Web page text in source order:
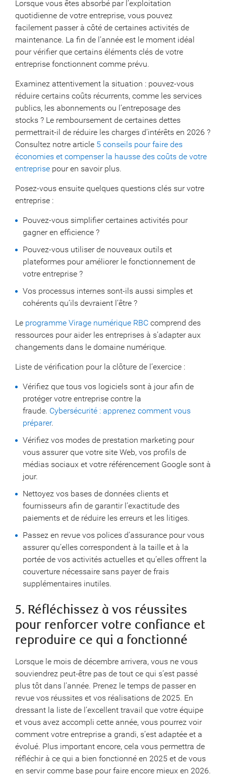
Lorsque vous êtes absorbé par l’exploitation
quotidienne de votre entreprise, vous pouvez
facilement passer à côté de certaines activités de
maintenance. La fin de l’année est le moment idéal
pour vérifier que certains éléments clés de votre
entreprise fonctionnent comme prévu.
Examinez attentivement la situation : pouvez-vous
réduire certains coûts récurrents, comme les services
publics, les abonnements ou l’entreposage des
stocks ? Le remboursement de certaines dettes
permettrait-il de réduire les charges d’intérêts en 2026 ?
Consultez notre article 5 conseils pour faire des
économies et compenser la hausse des coûts de votre
entreprise pour en savoir plus.
Posez-vous ensuite quelques questions clés sur votre
entreprise :
Pouvez-vous simplifier certaines activités pour
gagner en efficience ?
Pouvez-vous utiliser de nouveaux outils et
plateformes pour améliorer le fonctionnement de
votre entreprise ?
Vos processus internes sont-ils aussi simples et
cohérents qu’ils devraient l’être ?
Le programme Virage numérique RBC comprend des
ressources pour aider les entreprises à s’adapter aux
changements dans le domaine numérique.
Liste de vérification pour la clôture de l’exercice :
Vérifiez que tous vos logiciels sont à jour afin de
protéger votre entreprise contre la
fraude. Cybersécurité : apprenez comment vous
préparer.
Vérifiez vos modes de prestation marketing pour
vous assurer que votre site Web, vos profils de
médias sociaux et votre référencement Google sont à
jour.
Nettoyez vos bases de données clients et
fournisseurs afin de garantir l’exactitude des
paiements et de réduire les erreurs et les litiges.
Passez en revue vos polices d’assurance pour vous
assurer qu’elles correspondent à la taille et à la
portée de vos activités actuelles et qu’elles offrent la
couverture nécessaire sans payer de frais
supplémentaires inutiles.
5. Réfléchissez à vos réussites
pour renforcer votre confiance et
reproduire ce qui a fonctionné
Lorsque le mois de décembre arrivera, vous ne vous
souviendrez peut-être pas de tout ce qui s’est passé
plus tôt dans l’année. Prenez le temps de passer en
revue vos réussites et vos réalisations de 2025. En
dressant la liste de l’excellent travail que votre équipe
et vous avez accompli cette année, vous pourrez voir
comment votre entreprise a grandi, s’est adaptée et a
évolué. Plus important encore, cela vous permettra de
réfléchir à ce qui a bien fonctionné en 2025 et de vous
en servir comme base pour faire encore mieux en 2026.